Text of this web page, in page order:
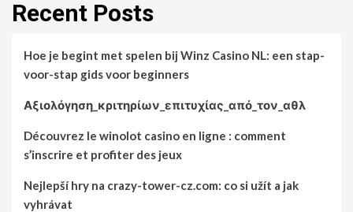
Recent Posts
Hoe je begint met spelen bij Winz Casino NL: een stap-
voor-stap gids voor beginners
Αξιολόγηση_κριτηρίων_επιτυχίας_από_τον_αθλ
Découvrez le winolot casino en ligne : comment
s’inscrire et profiter des jeux
Nejlepší hry na crazy-tower-cz.com: co si užít a jak
vyhrávat